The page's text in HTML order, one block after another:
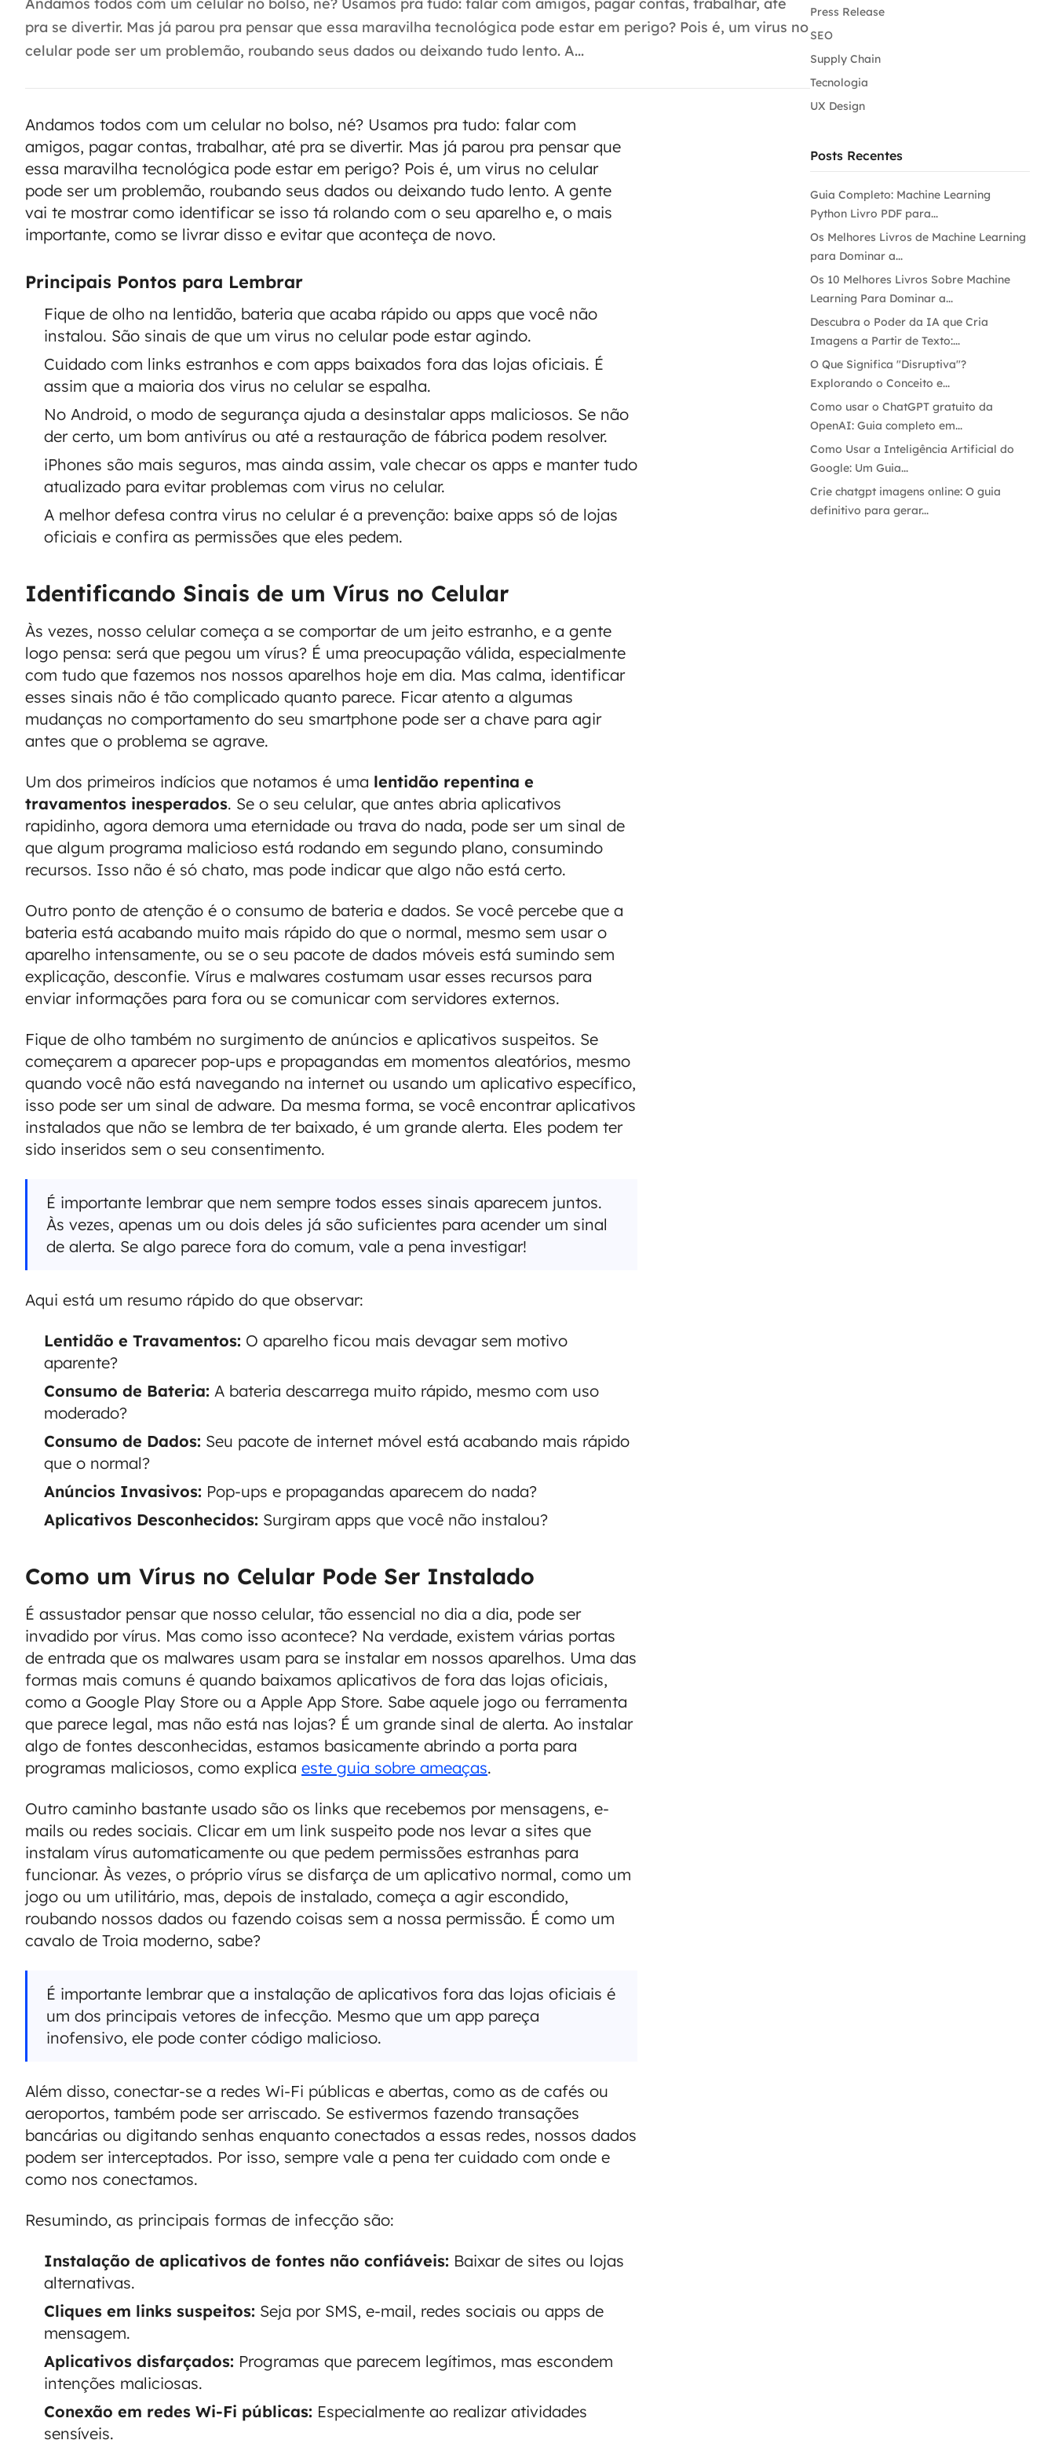
pra se divertir. Mas já parou pra pensar que essa maravilha tecnológica pode estar em perigo? Pois é, um virus no
celular pode ser um problemão, roubando seus dados ou deixando tudo lento. A...
Andamos todos com um celular no bolso, né? Usamos pra tudo: falar com
amigos, pagar contas, trabalhar, até pra se divertir. Mas já parou pra pensar que
essa maravilha tecnológica pode estar em perigo? Pois é, um virus no celular
pode ser um problemão, roubando seus dados ou deixando tudo lento. A gente
vai te mostrar como identificar se isso tá rolando com o seu aparelho e, o mais
importante, como se livrar disso e evitar que aconteça de novo.
Principais Pontos para Lembrar
Fique de olho na lentidão, bateria que acaba rápido ou apps que você não
instalou. São sinais de que um virus no celular pode estar agindo.
Cuidado com links estranhos e com apps baixados fora das lojas oficiais. É
assim que a maioria dos virus no celular se espalha.
No Android, o modo de segurança ajuda a desinstalar apps maliciosos. Se não
der certo, um bom antivírus ou até a restauração de fábrica podem resolver.
iPhones são mais seguros, mas ainda assim, vale checar os apps e manter tudo
atualizado para evitar problemas com virus no celular.
A melhor defesa contra virus no celular é a prevenção: baixe apps só de lojas
oficiais e confira as permissões que eles pedem.
Identificando Sinais de um Vírus no Celular
Às vezes, nosso celular começa a se comportar de um jeito estranho, e a gente
logo pensa: será que pegou um vírus? É uma preocupação válida, especialmente
com tudo que fazemos nos nossos aparelhos hoje em dia. Mas calma, identificar
esses sinais não é tão complicado quanto parece. Ficar atento a algumas
mudanças no comportamento do seu smartphone pode ser a chave para agir
antes que o problema se agrave.
Um dos primeiros indícios que notamos é uma lentidão repentina e
travamentos inesperados. Se o seu celular, que antes abria aplicativos
rapidinho, agora demora uma eternidade ou trava do nada, pode ser um sinal de
que algum programa malicioso está rodando em segundo plano, consumindo
recursos. Isso não é só chato, mas pode indicar que algo não está certo.
Outro ponto de atenção é o consumo de bateria e dados. Se você percebe que a
bateria está acabando muito mais rápido do que o normal, mesmo sem usar o
aparelho intensamente, ou se o seu pacote de dados móveis está sumindo sem
explicação, desconfie. Vírus e malwares costumam usar esses recursos para
enviar informações para fora ou se comunicar com servidores externos.
Fique de olho também no surgimento de anúncios e aplicativos suspeitos. Se
começarem a aparecer pop-ups e propagandas em momentos aleatórios, mesmo
quando você não está navegando na internet ou usando um aplicativo específico,
isso pode ser um sinal de adware. Da mesma forma, se você encontrar aplicativos
instalados que não se lembra de ter baixado, é um grande alerta. Eles podem ter
sido inseridos sem o seu consentimento.
É importante lembrar que nem sempre todos esses sinais aparecem juntos.
Às vezes, apenas um ou dois deles já são suficientes para acender um sinal
de alerta. Se algo parece fora do comum, vale a pena investigar!
Aqui está um resumo rápido do que observar:
Lentidão e Travamentos: O aparelho ficou mais devagar sem motivo
aparente?
Consumo de Bateria: A bateria descarrega muito rápido, mesmo com uso
moderado?
Consumo de Dados: Seu pacote de internet móvel está acabando mais rápido
que o normal?
Anúncios Invasivos: Pop-ups e propagandas aparecem do nada?
Aplicativos Desconhecidos: Surgiram apps que você não instalou?
Como um Vírus no Celular Pode Ser Instalado
É assustador pensar que nosso celular, tão essencial no dia a dia, pode ser
invadido por vírus. Mas como isso acontece? Na verdade, existem várias portas
de entrada que os malwares usam para se instalar em nossos aparelhos. Uma das
formas mais comuns é quando baixamos aplicativos de fora das lojas oficiais,
como a Google Play Store ou a Apple App Store. Sabe aquele jogo ou ferramenta
que parece legal, mas não está nas lojas? É um grande sinal de alerta. Ao instalar
algo de fontes desconhecidas, estamos basicamente abrindo a porta para
programas maliciosos, como explica este guia sobre ameaças.
Outro caminho bastante usado são os links que recebemos por mensagens, e-
mails ou redes sociais. Clicar em um link suspeito pode nos levar a sites que
instalam vírus automaticamente ou que pedem permissões estranhas para
funcionar. Às vezes, o próprio vírus se disfarça de um aplicativo normal, como um
jogo ou um utilitário, mas, depois de instalado, começa a agir escondido,
roubando nossos dados ou fazendo coisas sem a nossa permissão. É como um
cavalo de Troia moderno, sabe?
É importante lembrar que a instalação de aplicativos fora das lojas oficiais é
um dos principais vetores de infecção. Mesmo que um app pareça
inofensivo, ele pode conter código malicioso.
Além disso, conectar-se a redes Wi-Fi públicas e abertas, como as de cafés ou
aeroportos, também pode ser arriscado. Se estivermos fazendo transações
bancárias ou digitando senhas enquanto conectados a essas redes, nossos dados
podem ser interceptados. Por isso, sempre vale a pena ter cuidado com onde e
como nos conectamos.
Resumindo, as principais formas de infecção são:
Instalação de aplicativos de fontes não confiáveis: Baixar de sites ou lojas
alternativas.
Cliques em links suspeitos: Seja por SMS, e-mail, redes sociais ou apps de
mensagem.
Aplicativos disfarçados: Programas que parecem legítimos, mas escondem
intenções maliciosas.
Conexão em redes Wi-Fi públicas: Especialmente ao realizar atividades
sensíveis.
Press Release
SEO
Supply Chain
Tecnologia
UX Design
Posts Recentes
Guia Completo: Machine Learning
Python Livro PDF para...
Os Melhores Livros de Machine Learning
para Dominar a...
Os 10 Melhores Livros Sobre Machine
Learning Para Dominar a...
Descubra o Poder da IA que Cria
Imagens a Partir de Texto:...
O Que Significa "Disruptiva"?
Explorando o Conceito e...
Como usar o ChatGPT gratuito da
OpenAI: Guia completo em...
Como Usar a Inteligência Artificial do
Google: Um Guia...
Crie chatgpt imagens online: O guia
definitivo para gerar...